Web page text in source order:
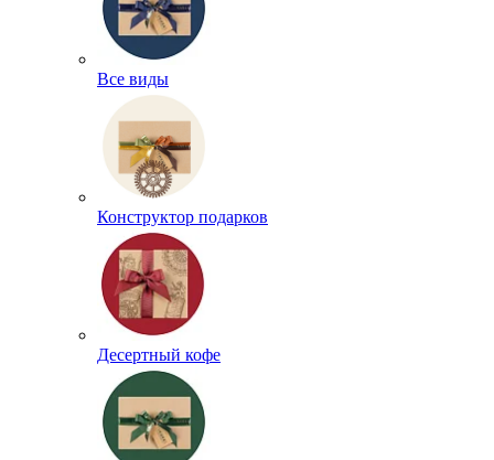
Все виды
Конструктор подарков
Десертный кофе